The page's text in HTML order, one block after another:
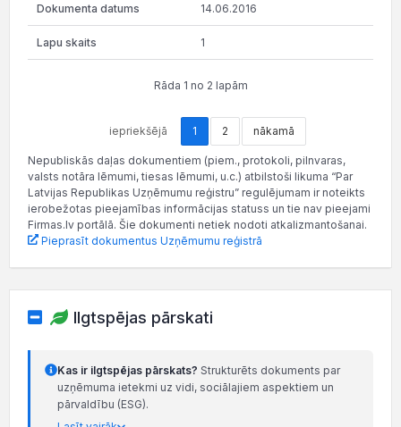
14.06.2016
1
Rāda 1 no 2 lapām
iepriekšējā 1 2 nākamā
Nepubliskās daļas dokumentiem (piem., protokoli, pilnvaras,
valsts notāra lēmumi, tiesas lēmumi, u.c.) atbilstoši likuma “Par
Latvijas Republikas Uzņēmumu reģistru” regulējumam ir noteikts
ierobežotas pieejamības informācijas statuss un tie nav pieejami
Firmas.lv portālā. Šie dokumenti netiek nodoti atkalizmantošanai.
Pieprasīt dokumentus Uzņēmumu reģistrā
Ilgtspējas pārskati
Kas ir ilgtspējas pārskats? Strukturēts dokuments par
uzņēmuma ietekmi uz vidi, sociālajiem aspektiem un
pārvaldību (ESG).